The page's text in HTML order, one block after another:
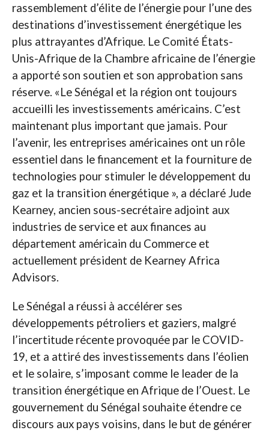
rassemblement d’élite de l’énergie pour l’une des
destinations d’investissement énergétique les
plus attrayantes d’Afrique. Le Comité États-
Unis-Afrique de la Chambre africaine de l’énergie
a apporté son soutien et son approbation sans
réserve. «Le Sénégal et la région ont toujours
accueilli les investissements américains. C’est
maintenant plus important que jamais. Pour
l’avenir, les entreprises américaines ont un rôle
essentiel dans le financement et la fourniture de
technologies pour stimuler le développement du
gaz et la transition énergétique », a déclaré Jude
Kearney, ancien sous-secrétaire adjoint aux
industries de service et aux finances au
département américain du Commerce et
actuellement président de Kearney Africa
Advisors.
Le Sénégal a réussi à accélérer ses
développements pétroliers et gaziers, malgré
l’incertitude récente provoquée par le COVID-
19, et a attiré des investissements dans l’éolien
et le solaire, s’imposant comme le leader de la
transition énergétique en Afrique de l’Ouest. Le
gouvernement du Sénégal souhaite étendre ce
discours aux pays voisins, dans le but de générer